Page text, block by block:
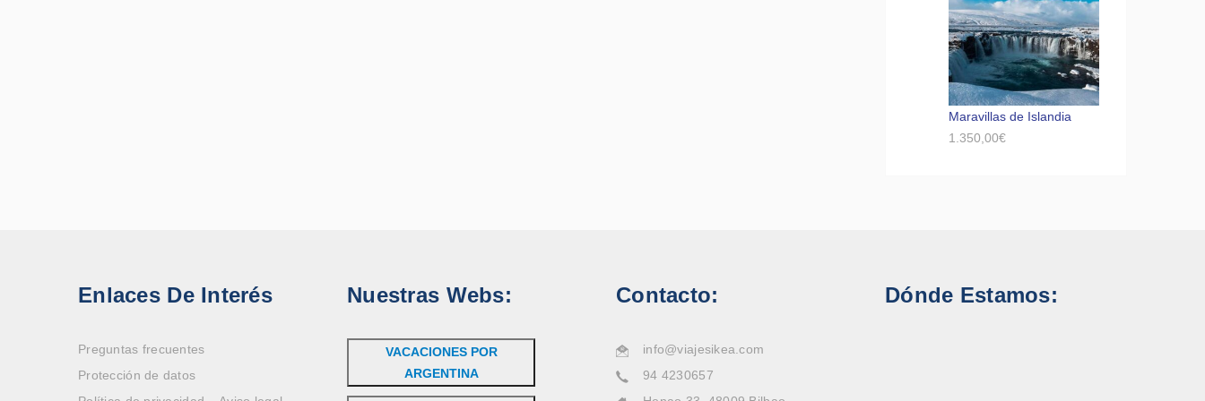
Maravillas de Islandia
1.350,00€
Enlaces De Interés
Preguntas frecuentes
Protección de datos
Nuestras Webs:
VACACIONES POR
ARGENTINA
Contacto:
info@viajesikea.com
94 4230657
Dónde Estamos: